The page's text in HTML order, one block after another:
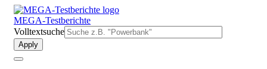
Direkt
zum
Inhalt
MEGA-Testberichte
Volltextsuche